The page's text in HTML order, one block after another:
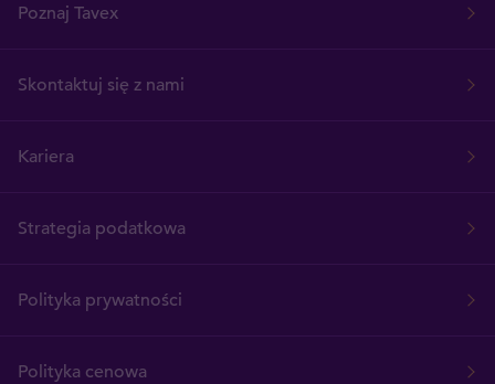
Poznaj Tavex
Skontaktuj się z nami
Kariera
Strategia podatkowa
Polityka prywatności
Polityka cenowa